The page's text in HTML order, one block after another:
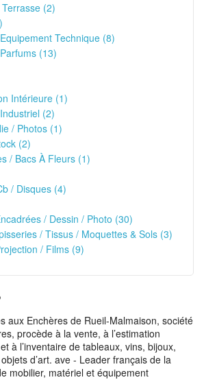
(2)
Technique (8)
(13)
Intérieure (1)
(2)
/ Photos (1)
(2)
/ Bacs À Fleurs (1)
/ Disques (4)
/ Dessin / Photo (30)
/ Tissus / Moquettes & Sols (3)
/ Films (9)
aux Enchères de Rueil-Malmaison, société
procède à la vente, à l’estimation
à l’inventaire de tableaux, vins, bijoux,
d’art. ave - Leader français de la
mobilier, matériel et équipement